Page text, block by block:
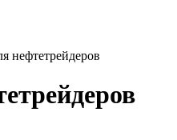
нефтетрейдеров